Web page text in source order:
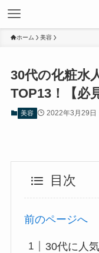
ホーム 美容
30代の化粧水
TOP13！【必
美容 2022年3月29日
目次
前のページへ
30代に人